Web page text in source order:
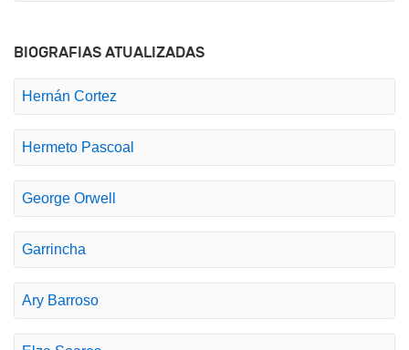
BIOGRAFIAS ATUALIZADAS
Hernán Cortez
Hermeto Pascoal
George Orwell
Garrincha
Ary Barroso